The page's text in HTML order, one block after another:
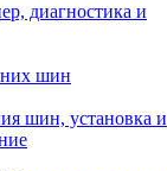
диагностика и
шин
шин, установка и